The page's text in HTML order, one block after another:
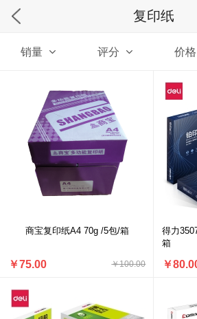
复印纸
销量 评分 价格
商宝复印纸A4 70g /5包/箱
￥100.00
￥75.00
得力
箱
￥